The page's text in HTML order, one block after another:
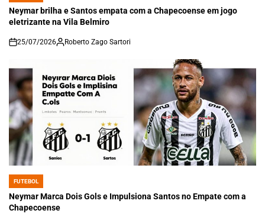
IN
Neymar brilha e Santos empata com a Chapecoense em jogo
eletrizante na Vila Belmiro
on
25/07/2026 Roberto Zago Sartori
POSTED
IN
FUTEBOL
Neymar Marca Dois Gols e Impulsiona Santos no Empate com a
Chapecoense